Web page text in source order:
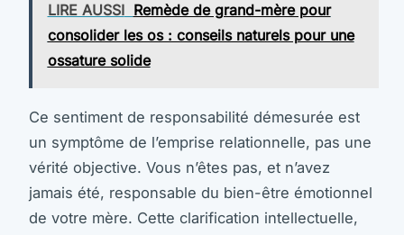
LIRE AUSSI Remède de grand-mère pour
consolider les os : conseils naturels pour une
ossature solide
Ce sentiment de responsabilité démesurée est
un symptôme de l’emprise relationnelle, pas une
vérité objective. Vous n’êtes pas, et n’avez
jamais été, responsable du bien-être émotionnel
de votre mère. Cette clarification intellectuelle,